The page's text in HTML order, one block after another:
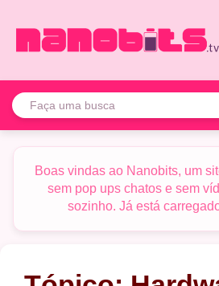
para
Boas vindas ao Nanobits, um
sem pop ups chatos e sem
sozinho. Já está